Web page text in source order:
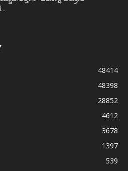
48414
48398
28852
4612
3678
1397
539